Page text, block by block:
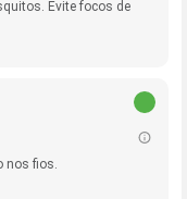
Evite focos de
nos fios.